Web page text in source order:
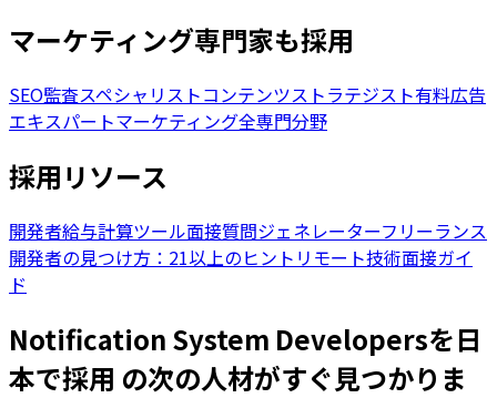
マーケティング専門家も採用
SEO監査スペシャリストコンテンツストラテジスト有料広告
エキスパートマーケティング全専門分野
採用リソース
開発者給与計算ツール面接質問ジェネレーターフリーランス
開発者の見つけ方：21以上のヒント リモート技術面接ガイ
ド
Notification System Developersを日
本で採用 の次の人材がすぐ見つかりま